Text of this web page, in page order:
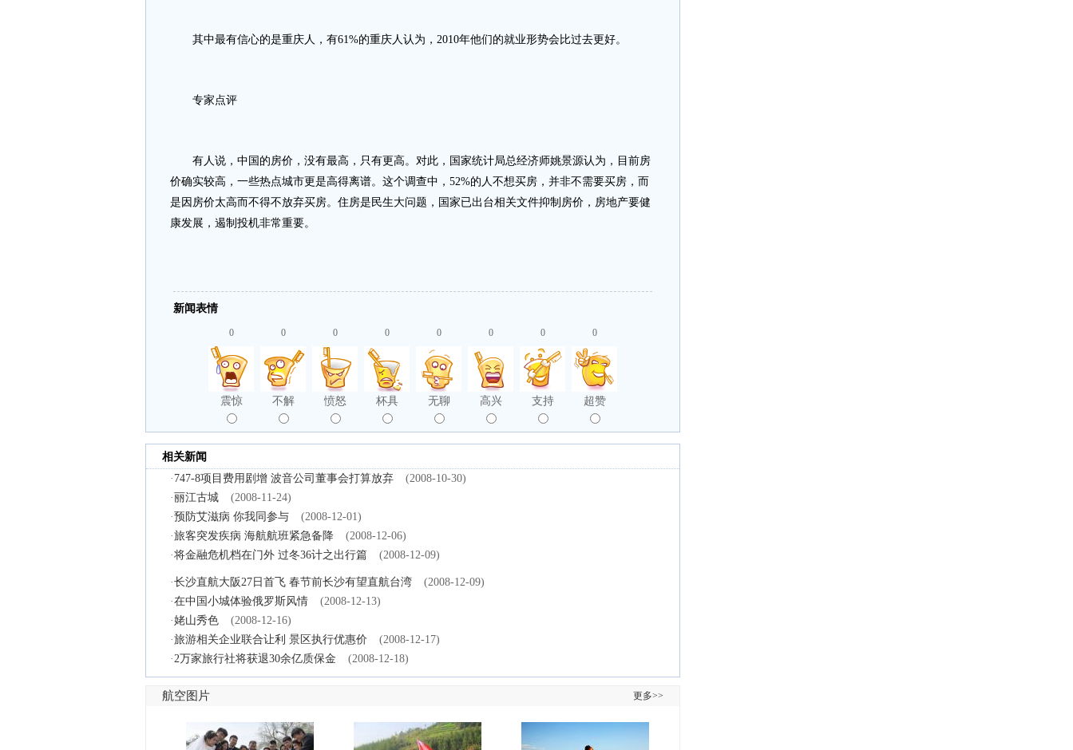
其中最有信心的是重庆人，有61%的重庆人认为，2010年他们的就业形势会比过去更好。
专家点评
有人说，中国的房价，没有最高，只有更高。对此，国家统计局总经济师姚景源认为，目前房
价确实较高，一些热点城市更是高得离谱。这个调查中，52%的人不想买房，并非不需要买房，而
是因房价太高而不得不放弃买房。住房是民生大问题，国家已出台相关文件抑制房价，房地产要健
康发展，遏制投机非常重要。
新闻表情
0
震惊
0
不解
0
愤怒
0
杯具
0
无聊
0
高兴
0
支持
0
超赞
相关新闻
· 747-8项目费用剧增 波音公司董事会打算放弃
(2008-10-30)
· 丽江古城
(2008-11-24)
·预防艾滋病 你我同参与
(2008-12-01)
·旅客突发疾病 海航航班紧急备降
(2008-12-06)
·将金融危机档在门外 过冬36计之出行篇 (2008-12-09)
·长沙直航大阪27日首飞 春节前长沙有望直航台湾
(2008-12-09)
·在中国小城体验俄罗斯风情
(2008-12-13)
·姥山秀色
(2008-12-16)
·旅游相关企业联合让利 景区执行优惠价
(2008-12-17)
·2万家旅行社将获退30余亿质保金 (2008-12-18)
航空图片 更多>>